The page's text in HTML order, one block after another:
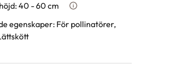
:40 - 60 cm
Hur vi mäter leveranshöjd på
egenskaper: För pollinatörer,